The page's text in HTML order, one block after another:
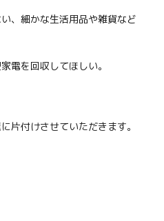
、細かな生活用品や雑貨など
電を回収してほしい。
片付けさせていただきます。